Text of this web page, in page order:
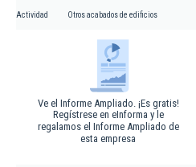
Actividad Otros acabados de edificios
Ve el Informe Ampliado. ¡Es gratis!
Regístrese en eInforma y le
regalamos el Informe Ampliado de
esta empresa